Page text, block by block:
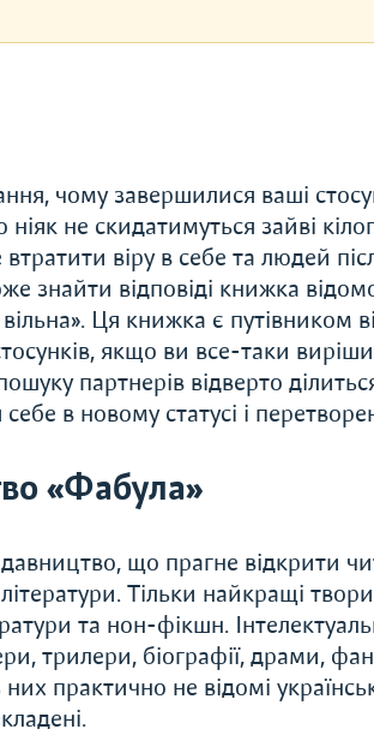
чому завершилися ваші
ніяк не скидатимуться зайві
віру в себе та людей
знайти відповіді книжка
Ця книжка є путівником
якщо ви все-таки
партнерів відверто
в новому статусі і
«Фабула»
що прагне відкрити
літератури. Тільки найкращі
та нон-фікшн.
трилери, біографії, драми,
них практично не відомі